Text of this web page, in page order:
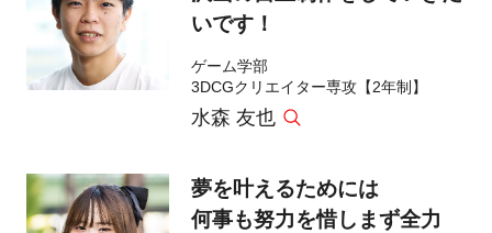
いです！
ゲーム学部
3DCGクリエイター専攻【2年制】
水森 友也
夢を叶えるためには
何事も努力を惜しまず全力